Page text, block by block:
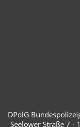
DPolG
Seelower Straße 7 -